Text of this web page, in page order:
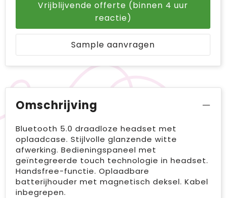
Vrijblijvende offerte (binnen 4 uur
reactie)
Sample aanvragen
Omschrijving
Bluetooth 5.0 draadloze headset met
oplaadcase. Stijlvolle glanzende witte
afwerking. Bedieningspaneel met
geïntegreerde touch technologie in headset.
Handsfree-functie. Oplaadbare
batterijhouder met magnetisch deksel. Kabel
inbegrepen.